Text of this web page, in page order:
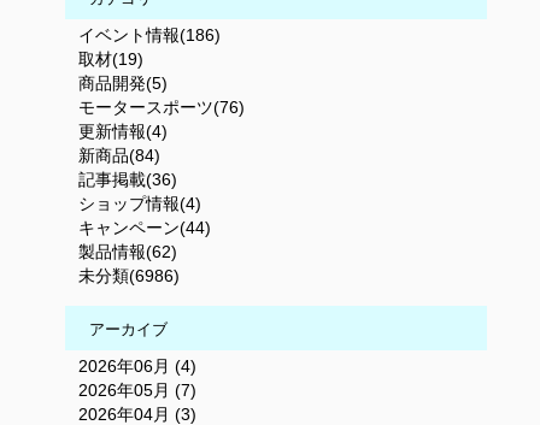
イベント情報(186)
取材(19)
商品開発(5)
モータースポーツ(76)
更新情報(4)
新商品(84)
記事掲載(36)
ショップ情報(4)
キャンペーン(44)
製品情報(62)
未分類(6986)
アーカイブ
2026年06月 (4)
2026年05月 (7)
2026年04月 (3)